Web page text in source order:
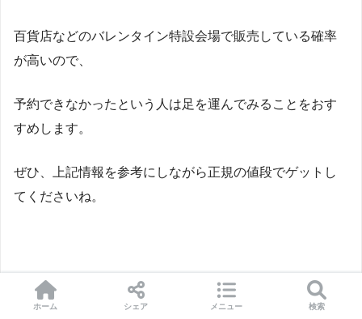
百貨店などのバレンタイン特設会場で販売している確率
が高いので、
予約できなかったという人は足を運んでみることをおす
すめします。
ぜひ、上記情報を参考にしながら正規の値段でゲットし
てくださいね。
ホーム シェア メニュー 検索